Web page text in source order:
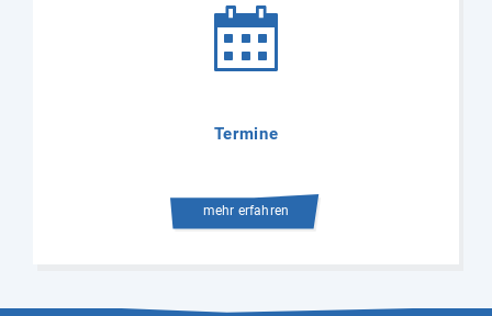
Termine
mehr erfahren